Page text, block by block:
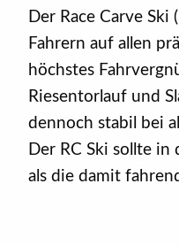
Der Race Carve
Fahrern auf allen
höchstes
Riesentorlauf und
dennoch stabil bei
Der RC Ski sollte in
als die damit